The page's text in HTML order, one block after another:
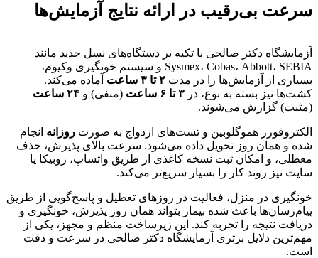
سرعت بی‌رقیب در ارائه نتایج آزمایش‌ها
آزمایشگاه دکتر صالحی با تکیه بر دستگاه‌های نسل جدید مانند
Sysmex، Cobas، Abbott، SEBIA و سیستم خونگیری وکیوم،
بسیاری از آزمایش‌ها را در مدت ۲ تا ۳ ساعت
آماده می‌کند.
کشت‌ها نیز بسته به نوع، در ۳ تا ۶ ساعت (منفی) و ۲۴ ساعت
(مثبت) گزارش می‌شوند.
الکتروفورز هموگلوبین و تست‌های ازدواج به صورت روزانه انجام
شده و همان روز تحویل داده می‌شود. سرعت بالای پذیرش، حذف
معطلی، و امکان ثبت نسخه کاغذی از طریق واتساپ، روبیکا یا
سایت نیز روند کار را بسیار سریع‌تر می‌کند.
خونگیری در منزل، فعالیت در روزهای تعطیل و پاسخ‌گویی از طریق
پیام‌رسان‌ها باعث شده بیمار بتواند همان روز پذیرش، خونگیری و
دریافت نتیجه را تجربه کند. این زیرساخت منظم و مجهز، یکی از
مهم‌ترین دلایل برتری آزمایشگاه دکتر صالحی در سرعت و دقت
است.